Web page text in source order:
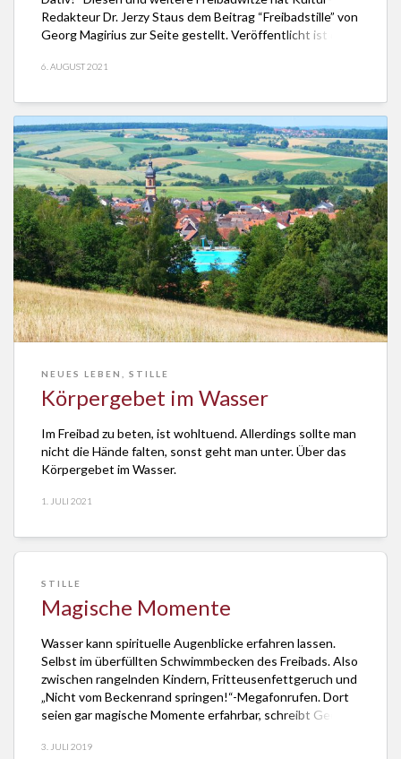
Redakteur Dr. Jerzy Staus dem Beitrag “Freibadstille” von
Georg Magirius zur Seite gestellt. Veröffentlicht ist die
Freibads im Würzburger katholischen Sonntagsblatt.
6. AUGUST 2021
NEUES LEBEN STILLE
Körpergebet im Wasser
Im Freibad zu beten, ist wohltuend. Allerdings sollte man
nicht die Hände falten, sonst geht man unter. Über das
Körpergebet im Wasser.
1. JULI 2021
STILLE
Magische Momente
Wasser kann spirituelle Augenblicke erfahren lassen.
Selbst im überfüllten Schwimmbecken des Freibads. Also
zwischen rangelnden Kindern, Fritteusenfettgeruch und
„Nicht vom Beckenrand springen!“-Megafonrufen. Dort
seien gar magische Momente erfahrbar, schreibt Georg
Wochenzeitung für Berlin und Brandenburg und
3. JULI 2019